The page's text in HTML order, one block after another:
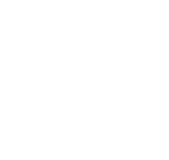
出现第一发
首次发情并不